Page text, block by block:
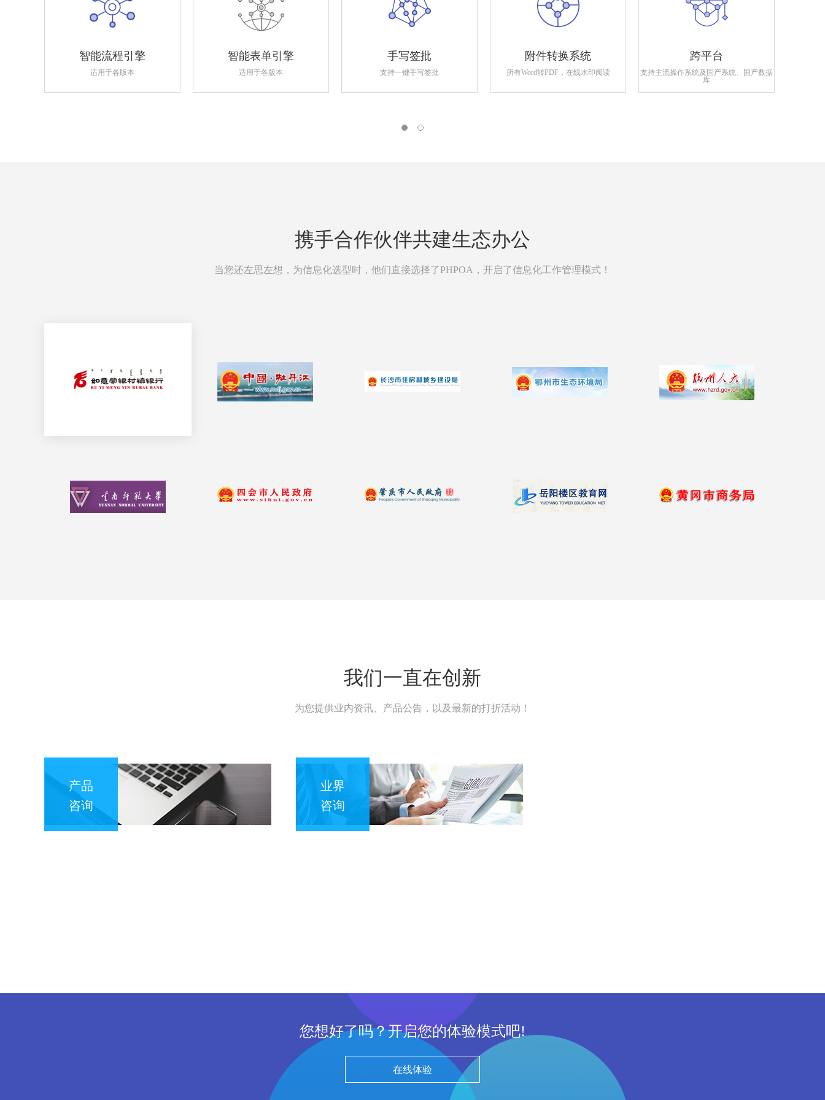
智能流程引擎
适用于各版本
智能表单引擎
适用于各版本
手写签批
支持一键手写签批
附件转换系统
所有Word转PDF，在线水印阅读
跨平台
支持主流操作系统及国产系统、国产数据
库
携手合作伙伴共建生态办公
当您还左思左想，为信息化选型时，他们直接选择了PHPOA，开启了信息化工作管理模式！
我们一直在创新
为您提供业内资讯、产品公告，以及最新的打折活动！
产品
咨询
业界
咨询
您想好了吗？开启您的体验模式吧!
在线体验